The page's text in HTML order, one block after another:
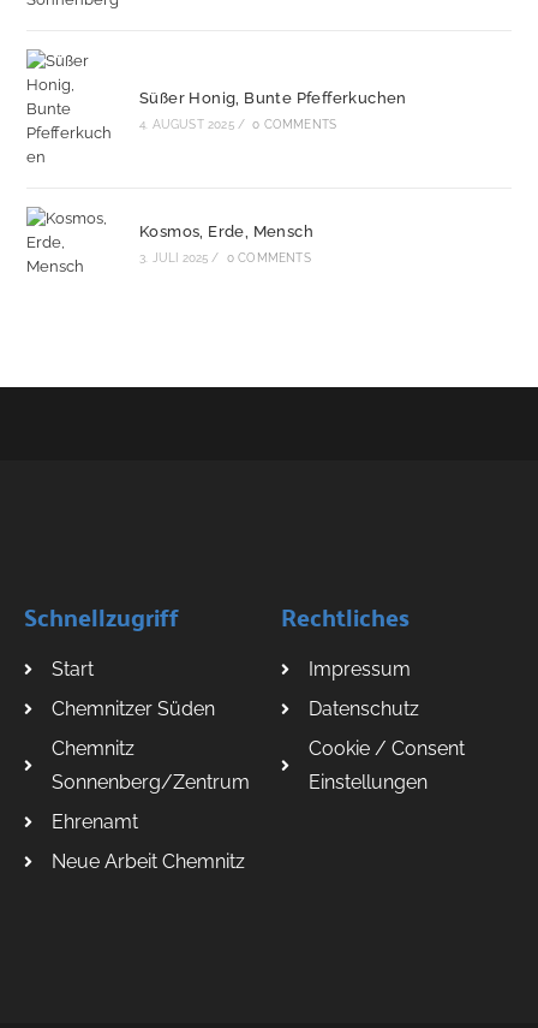
Süßer Honig, Bunte Pfefferkuchen
4. AUGUST 2025 / 0 COMMENTS
Kosmos, Erde, Mensch
3. JULI 2025 / 0 COMMENTS
Schnellzugriff
Start
Chemnitzer Süden
Chemnitz
Sonnenberg/Zentrum
Ehrenamt
Neue Arbeit Chemnitz
Rechtliches
Impressum
Datenschutz
Cookie / Consent
Einstellungen